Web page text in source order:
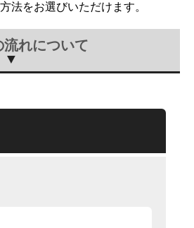
法をお選びいただけます。
れについて